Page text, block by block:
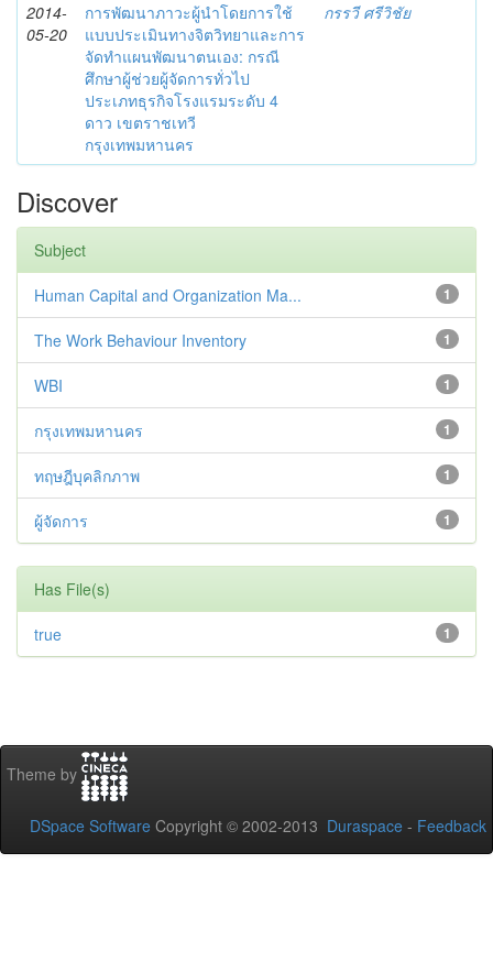
2014-
05-20
การพัฒนาภาวะผู้นำโดยการใช้
แบบประเมินทางจิตวิทยาและการ
จัดทำแผนพัฒนาตนเอง: กรณี
ศึกษาผู้ช่วยผู้จัดการทั่วไป
ประเภทธุรกิจโรงแรมระดับ 4
ดาว เขตราชเทวี
กรุงเทพมหานคร
กรรวี ศรีวิชัย
Discover
Subject
1
Human Capital and Organization Ma...
1
The Work Behaviour Inventory
1
WBI
1
กรุงเทพมหานคร
1
ทฤษฎีบุคลิกภาพ
1
ผู้จัดการ
Has File(s)
1
true
Theme by
DSpace Software Copyright © 2002-2013 Duraspace - Feedback